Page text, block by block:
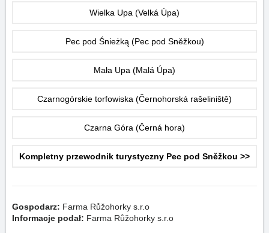
Wielka Upa (Velká Úpa)
Pec pod Śnieżką (Pec pod Sněžkou)
Mała Upa (Malá Úpa)
Czarnogórskie torfowiska (Černohorská rašeliniště)
Czarna Góra (Černá hora)
Kompletny przewodnik turystyczny Pec pod Sněžkou >>
Gospodarz: Farma Růžohorky s.r.o
Informacje podał:
Farma Růžohorky s.r.o